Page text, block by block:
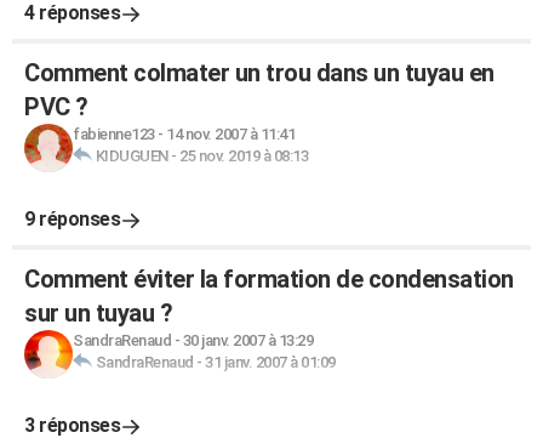
4 réponses
Comment colmater un trou dans un tuyau en
PVC ?
fabienne123- 14 nov. 2007 à 11:41
KIDUGUEN- 25 nov. 2019 à 08:13
9 réponses
Comment éviter la formation de condensation
sur un tuyau ?
SandraRenaud - 30 janv. 2007 à 13:29
SandraRenaud - 31 janv. 2007 à 01:09
3 réponses